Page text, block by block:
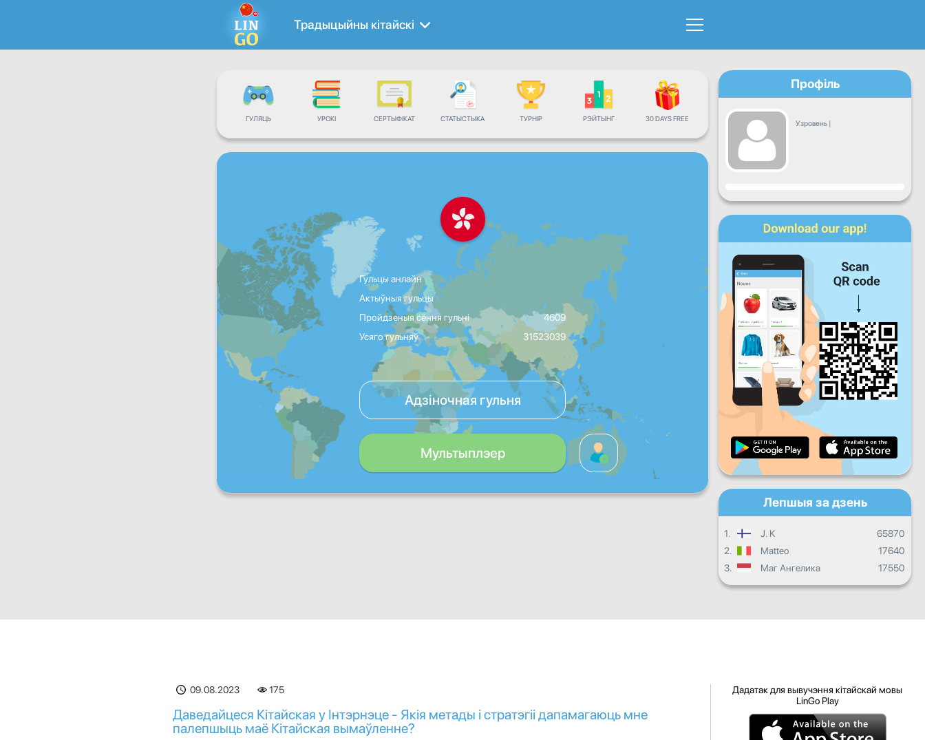
Традыцыйны кітайскі
ГУЛЯЦЬ УРОКІ СЕРТЫФІКАТ СТАТЫСТЫКА ТУРНІР РЭЙТЫНГ 30 DAYS FREE
Гульцы анлайн
Актыўныя гульцы
Пройдзеныя сёння гульні
4609
Усяго гульняў
31523039
Адзіночная гульня
Мультыплэер
Профіль
Узровень |
Прагрэс
Пн Сер Чц
Сб Нядз
Штодзённы прагрэс
Штомесячны прагрэс
Агульны прагрэс
Лепшыя за дзень
1. J. K
65870
2.
Matteo
17640
3.
Маг Ангелика 17550
09.08.2023 175
Даведайцеся Кітайская у Інтэрнэце - Якія метады і стратэгіі дапамагаюць мне
палепшыць маё Кітайская вымаўленне?
Дадатак для вывучэння кітайскай мовы
LinGo Play